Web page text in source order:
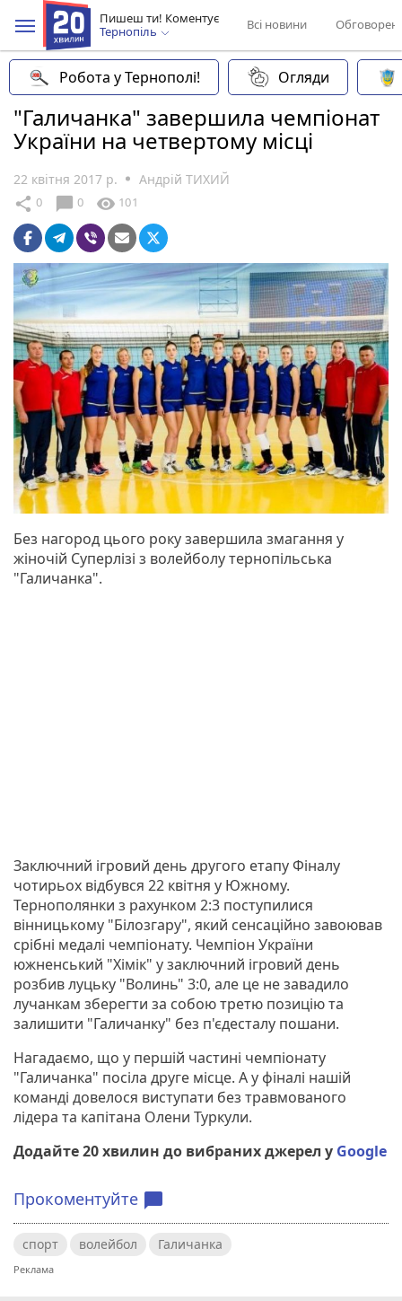
Пишеш ти! Коментує
Тернопіль
Всі новини
Робота у Тернополі! Огляди
"Галичанка" завершила чемпіонат
України на четвертому місці
22 квітня 2017 р. Андрій ТИХИЙ
share 0 chat_bubble 0 visibility 101
Без нагород цього року завершила змагання у
жіночій Суперлізі з волейболу тернопільська
"Галичанка".
Заключний ігровий день другого етапу Фіналу
чотирьох відбувся 22 квітня у Южному.
Тернополянки з рахунком 2:3 поступилися
вінницькому "Білозгару", який сенсаційно завоював
срібні медалі чемпіонату. Чемпіон України
южненський "Хімік" у заключний ігровий день
розбив луцьку "Волинь" 3:0, але це не завадило
лучанкам зберегти за собою третю позицію та
залишити "Галичанку" без п'єдесталу пошани.
Нагадаємо, що у першій частині чемпіонату
"Галичанка" посіла друге місце. А у фіналі нашій
команді довелося виступати без травмованого
лідера та капітана Олени Туркули.
Додайте 20 хвилин до вибраних джерел у Google
Прокоментуйте chat_bubble
спорт волейбол Галичанка